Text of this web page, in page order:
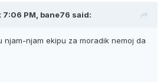
PM, bane76 said:
njam-njam ekipu za moradik nemoj da